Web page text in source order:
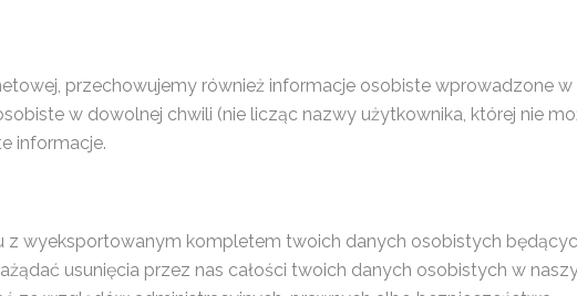
przechowujemy również informacje osobiste wprowadzone
w dowolnej chwili (nie licząc nazwy użytkownika, której nie
informacje.
wyeksportowanym kompletem twoich danych osobistych
usunięcia przez nas całości twoich danych osobistych w